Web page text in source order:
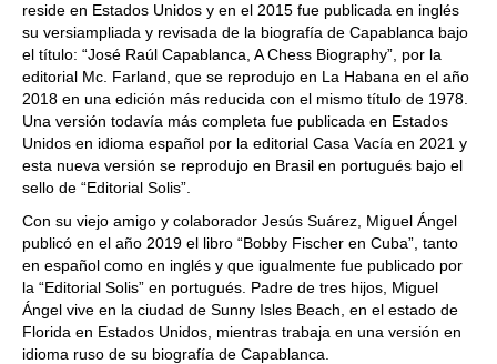
reside en Estados Unidos y en el 2015 fue publicada en inglés
su versiampliada y revisada de la biografía de Capablanca bajo
el título: “José Raúl Capablanca, A Chess Biography”, por la
editorial Mc. Farland, que se reprodujo en La Habana en el año
2018 en una edición más reducida con el mismo título de 1978.
Una versión todavía más completa fue publicada en Estados
Unidos en idioma español por la editorial Casa Vacía en 2021 y
esta nueva versión se reprodujo en Brasil en portugués bajo el
sello de “Editorial Solis”.
Con su viejo amigo y colaborador Jesús Suárez, Miguel Ángel
publicó en el año 2019 el libro “Bobby Fischer en Cuba”, tanto
en español como en inglés y que igualmente fue publicado por
la “Editorial Solis” en portugués. Padre de tres hijos, Miguel
Ángel vive en la ciudad de Sunny Isles Beach, en el estado de
Florida en Estados Unidos, mientras trabaja en una versión en
idioma ruso de su biografía de Capablanca.